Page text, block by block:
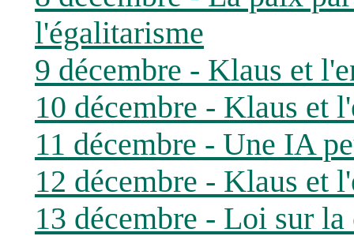
l'égalitarisme
9 décembre - Klaus et
10 décembre - Klaus et
11 décembre - Une IA
12 décembre - Klaus et
13 décembre - Loi sur